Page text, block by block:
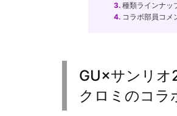
3. 種類ラインナッ
4. コラボ部員コメ
GU×サンリオ
クロミのコ